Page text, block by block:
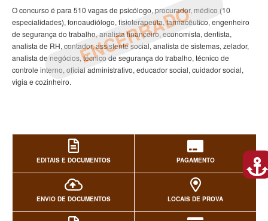
ENCERRADO
O concurso é para 510 vagas de psicólogo, procurador, médico (10
especialidades), fonoaudiólogo, fisioterapeuta, farmacêutico, engenheiro
de segurança do trabalho, analista financeiro, economista, dentista,
analista de RH, contador, assistente social, analista de sistemas, zelador,
analista de negócios, técnico de segurança do trabalho, técnico de
controle interno, oficial administrativo, educador social, cuidador social,
vigia e cozinheiro.
EDITAIS E DOCUMENTOS PAGAMENTO
ENVIO DE DOCUMENTOS LOCAIS DE PROVA